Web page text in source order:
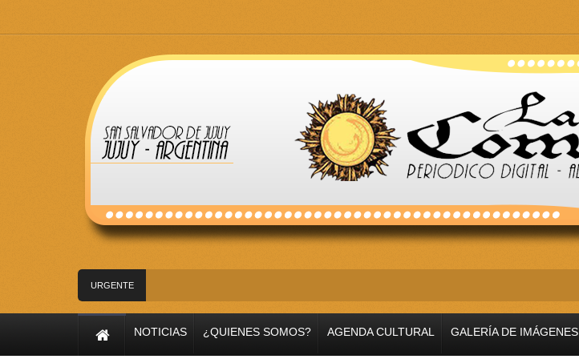
URGENTE
NOTICIAS ¿QUIENES SOMOS? AGENDA CULTURAL GALERÍA DE IMÁGENES